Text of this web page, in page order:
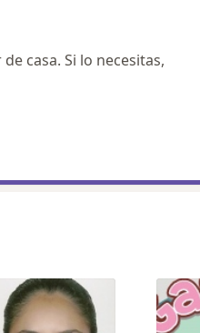
casa. Si lo necesitas,